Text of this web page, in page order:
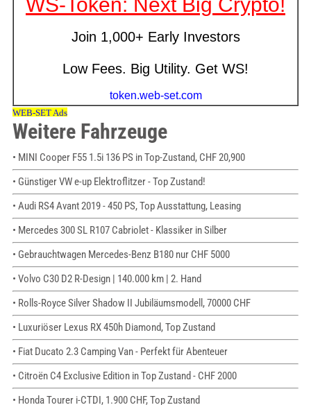
Weitere Fahrzeuge
• MINI Cooper F55 1.5i 136 PS in Top-Zustand, CHF 20,900
• Günstiger VW e-up Elektroflitzer - Top Zustand!
• Audi RS4 Avant 2019 - 450 PS, Top Ausstattung, Leasing
• Mercedes 300 SL R107 Cabriolet - Klassiker in Silber
• Gebrauchtwagen Mercedes-Benz B180 nur CHF 5000
• Volvo C30 D2 R-Design | 140.000 km | 2. Hand
• Rolls-Royce Silver Shadow II Jubiläumsmodell, 70000 CHF
• Luxuriöser Lexus RX 450h Diamond, Top Zustand
• Fiat Ducato 2.3 Camping Van - Perfekt für Abenteuer
• Citroën C4 Exclusive Edition in Top Zustand - CHF 2000
• Honda Tourer i-CTDI, 1.900 CHF, Top Zustand